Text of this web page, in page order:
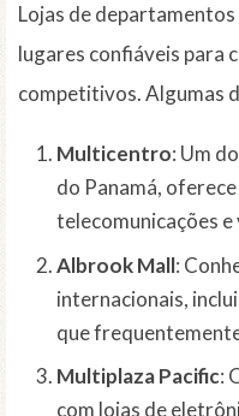
Lojas de
lugares confiáveis para
competitivos. Algumas
Multicentro: Um
do Panamá,
telecomunicações
Albrook Mall:
internacionais,
que
Multiplaza Pacific:
com lojas de